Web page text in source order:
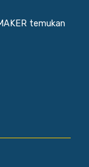
temukan